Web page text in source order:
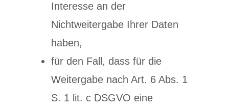
Interesse an der
Nichtweitergabe Ihrer Daten
haben,
für den Fall, dass für die
Weitergabe nach Art. 6 Abs. 1
S. 1 lit. c DSGVO eine